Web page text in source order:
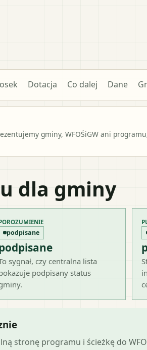
Dotacja Co dalej Dane
gminy, WFOŚiGW ani
dla gminy
podpisane
sygnał, czy centralna lista
podpisany status
stronę programu i ścieżkę do